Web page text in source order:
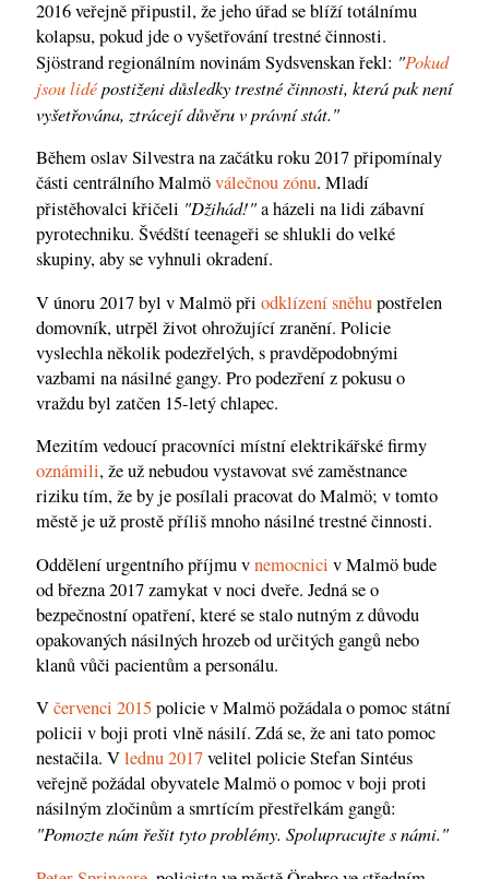
2016 veřejně připustil, že jeho úřad se blíží totálnímu
kolapsu, pokud jde o vyšetřování trestné činnosti.
Sjöstrand regionálním novinám Sydsvenskan řekl: "Pokud
jsou lidépostiženi důsledky trestné činnosti, která pak není
vyšetřována, ztrácejí důvěru v právní stát."
Během oslav Silvestra na začátku roku 2017 připomínaly
části centrálního Malmöválečnou zónu. Mladí
přistěhovalci křičeli "Džihád!"a házeli na lidi zábavní
pyrotechniku. Švédští teenageři se shlukli do velké
skupiny, aby se vyhnuli okradení.
V únoru 2017 byl v Malmö při odklízení sněhupostřelen
domovník, utrpěl život ohrožující zranění. Policie
vyslechla několik podezřelých, s pravděpodobnými
vazbami na násilné gangy. Pro podezření z pokusu o
vraždu byl zatčen 15-letý chlapec.
Mezitím vedoucí pracovníci místní elektrikářské firmy
oznámili, že už nebudou vystavovat své zaměstnance
riziku tím, že by je posílali pracovat do Malmö; v tomto
městě je už prostě příliš mnoho násilné trestné činnosti.
Oddělení urgentního příjmu vnemocnici v Malmö bude
od března 2017 zamykat v noci dveře. Jedná se o
bezpečnostní opatření, které se stalo nutným z důvodu
opakovaných násilných hrozeb od určitých gangů nebo
klanů vůči pacientům a personálu.
Včervenci 2015policie v Malmö požádala o pomoc státní
policii v boji proti vlně násilí. Zdá se, že ani tato pomoc
nestačila. Vlednu 2017velitel policie Stefan Sintéus
veřejně požádal obyvatele Malmö o pomoc v boji proti
násilným zločinům a smrtícím přestřelkám gangů:
"Pomozte nám řešit tyto problémy. Spolupracujte s námi."